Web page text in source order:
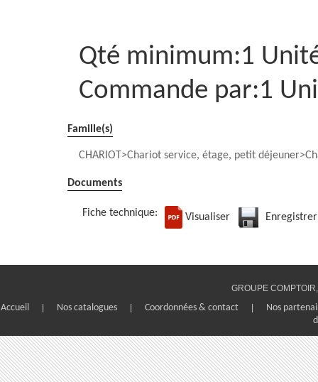
Qté minimum:1
Commande par:1
Famille(s)
CHARIOT Chariot service, étage, petit déjeuner
Documents
Fiche technique: Visualiser Enregistrer
GROUPE
Accueil Nos catalogues Coordonnées & contact
Nos